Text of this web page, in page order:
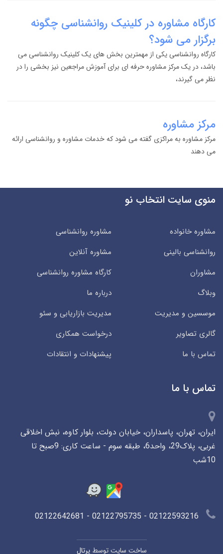
کارگاه مشاوره در کلینیک روانشناسی چگونه
برگزار می شود؟
کارگاه روانشناسی یکی از مهمترین بخش های یک کلینیک روانشناسی می
باشد، در یک مرکز مشاوره حرفه ای برای آموزش مراجعین نیز بخشی را در
نظر می گیرند،
مرکز مشاوره
مرکز مشاوره به مراکزی گفته می شود که خدمات مشاوره و روانشناسی ارائه
می دهند
منوی سایت انتخاب نو
مشاوره خانواده
مشاوره روانشناسی
روانشناسی بالینی
مشاوره آنلاین
مشاوران
کارگاه مشاوره روانشناسی
وبلاگ
درباره ما
موسسین و مدیریت
مدیریت بازاریابی و سئو
گالری تصاویر
درخواست همکاری
تماس با ما
پیشنهادات و انتقادات
تماس با ما
ایران، تهران، پاسداران، خیابان دولت، بلوار کاوه، نبش اخلاقی
غربی، پلاک29، واحد6، طبقه سوم - ساعت کاری: 9صبح تا
10شب
ساخت سایت توسطپرتال